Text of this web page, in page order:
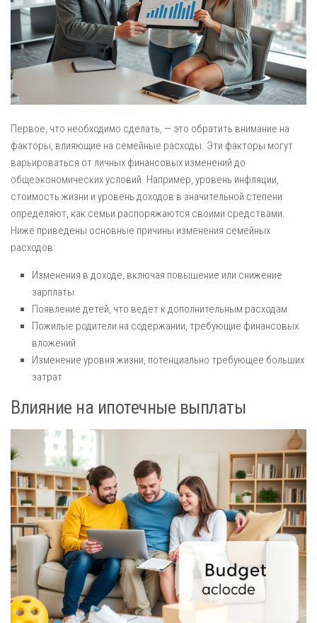
Первое, что необходимо сделать, — это обратить внимание на
факторы, влияющие на семейные расходы. Эти факторы могут
варьироваться от личных финансовых изменений до
общеэкономических условий. Например, уровень инфляции,
стоимость жизни и уровень доходов в значительной степени
определяют, как семьи распоряжаются своими средствами.
Ниже приведены основные причины изменения семейных
расходов:
Изменения в доходе, включая повышение или снижение
зарплаты
Появление детей, что ведет к дополнительным расходам
Пожилые родители на содержании, требующие финансовых
вложений
Изменение уровня жизни, потенциально требующее больших
затрат
Влияние на ипотечные выплаты